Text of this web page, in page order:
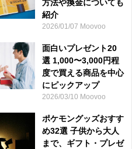
方法や換金についても
紹介
2026/01/07 Moovoo
面白いプレゼント20
選 1,000〜3,000円程
度で買える商品を中心
にピックアップ
2026/03/10 Moovoo
ポケモングッズおすす
め32選 子供から大人
まで、ギフト・プレゼ